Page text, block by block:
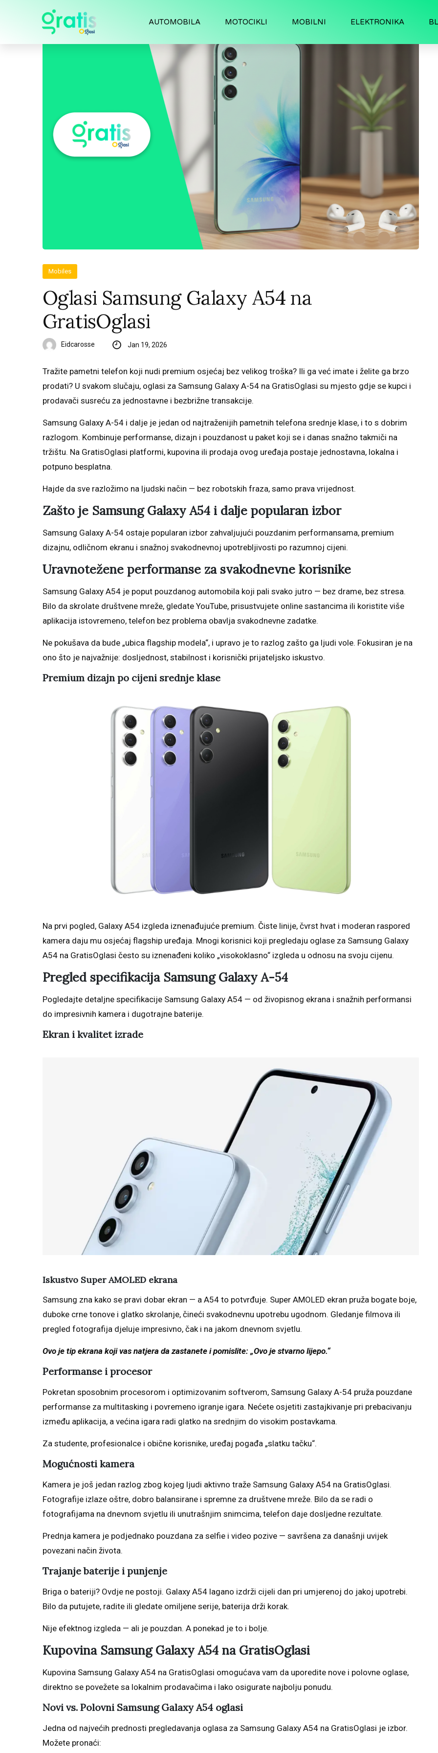
AUTOMOBILA MOTOCIKLI MOBILNI ELEKTRONIKA
Mobiles
Oglasi Samsung Galaxy A54 na
GratisOglasi
Eidcarosse Jan 19, 2026
Tražite pametni telefon koji nudi premium osjećaj bez velikog troška? Ili ga već imate i želite ga brzo
prodati? U svakom slučaju, oglasi za Samsung Galaxy A-54 na GratisOglasi su mjesto gdje se kupci i
prodavači susreću za jednostavne i bezbrižne transakcije.
Samsung Galaxy A-54 i dalje je jedan od najtraženijih pametnih telefona srednje klase, i to s dobrim
razlogom. Kombinuje performanse, dizajn i pouzdanost u paket koji se i danas snažno takmiči na
tržištu. Na GratisOglasi platformi, kupovina ili prodaja ovog uređaja postaje jednostavna, lokalna i
potpuno besplatna.
Hajde da sve razložimo na ljudski način — bez robotskih fraza, samo prava vrijednost.
Zašto je Samsung Galaxy A54 i dalje popularan izbor
Samsung Galaxy A-54 ostaje popularan izbor zahvaljujući pouzdanim performansama, premium
dizajnu, odličnom ekranu i snažnoj svakodnevnoj upotrebljivosti po razumnoj cijeni.
Uravnotežene performanse za svakodnevne korisnike
Samsung Galaxy A54 je poput pouzdanog automobila koji pali svako jutro — bez drame, bez stresa.
Bilo da skrolate društvene mreže, gledate YouTube, prisustvujete online sastancima ili koristite više
aplikacija istovremeno, telefon bez problema obavlja svakodnevne zadatke.
Ne pokušava da bude „ubica flagship modela“, i upravo je to razlog zašto ga ljudi vole. Fokusiran je na
ono što je najvažnije: dosljednost, stabilnost i korisnički prijateljsko iskustvo.
Premium dizajn po cijeni srednje klase
Na prvi pogled, Galaxy A54 izgleda iznenađujuće premium. Čiste linije, čvrst hvat i moderan raspored
kamera daju mu osjećaj flagship uređaja. Mnogi korisnici koji pregledaju oglase za Samsung Galaxy
A54 na GratisOglasi često su iznenađeni koliko „visokoklasno“ izgleda u odnosu na svoju cijenu.
Pregled specifikacija Samsung Galaxy A-54
Pogledajte detaljne specifikacije Samsung Galaxy A54 — od živopisnog ekrana i snažnih performansi
do impresivnih kamera i dugotrajne baterije.
Ekran i kvalitet izrade
Iskustvo Super AMOLED ekrana
Samsung zna kako se pravi dobar ekran — a A54 to potvrđuje. Super AMOLED ekran pruža bogate boje,
duboke crne tonove i glatko skrolanje, čineći svakodnevnu upotrebu ugodnom. Gledanje filmova ili
pregled fotografija djeluje impresivno, čak i na jakom dnevnom svjetlu.
Ovo je tip ekrana koji vas natjera da zastanete i pomislite: „Ovo je stvarno lijepo.“
Performanse i procesor
Pokretan sposobnim procesorom i optimizovanim softverom, Samsung Galaxy A-54 pruža pouzdane
performanse za multitasking i povremeno igranje igara. Nećete osjetiti zastajkivanje pri prebacivanju
između aplikacija, a većina igara radi glatko na srednjim do visokim postavkama.
Za studente, profesionalce i obične korisnike, uređaj pogađa „slatku tačku“.
Mogućnosti kamera
Kamera je još jedan razlog zbog kojeg ljudi aktivno traže Samsung Galaxy A54 na GratisOglasi.
Fotografije izlaze oštre, dobro balansirane i spremne za društvene mreže. Bilo da se radi o
fotografijama na dnevnom svjetlu ili unutrašnjim snimcima, telefon daje dosljedne rezultate.
Prednja kamera je podjednako pouzdana za selfie i video pozive — savršena za današnji uvijek
povezani način života.
Trajanje baterije i punjenje
Briga o bateriji? Ovdje ne postoji. Galaxy A54 lagano izdrži cijeli dan pri umjerenoj do jakoj upotrebi.
Bilo da putujete, radite ili gledate omiljene serije, baterija drži korak.
Nije efektnog izgleda — ali je pouzdan. A ponekad je to i bolje.
Kupovina Samsung Galaxy A54 na GratisOglasi
Kupovina Samsung Galaxy A54 na GratisOglasi omogućava vam da uporedite nove i polovne oglase,
direktno se povežete sa lokalnim prodavačima i lako osigurate najbolju ponudu.
Novi vs. Polovni Samsung Galaxy A54 oglasi
Jedna od najvećih prednosti pregledavanja oglasa za Samsung Galaxy A54 na GratisOglasi je izbor.
Možete pronaći: